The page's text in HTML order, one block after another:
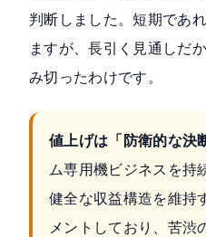
判断しました。短期であ
ますが、長引く見通しだ
み切ったわけです。
値上げは「防衛的な決
ム専用機ビジネスを持
健全な収益構造を維持
メントしており、苦渋